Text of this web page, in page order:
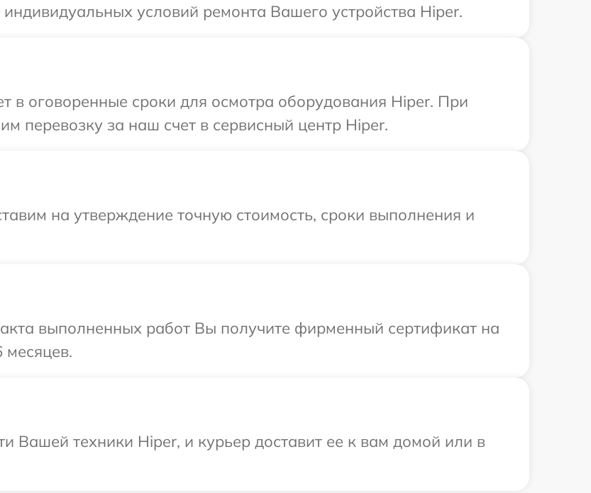
условий ремонта Вашего устройства Hiper.
оговоренные сроки для осмотра оборудования Hiper. При
перевозку за наш счет в сервисный центр Hiper.
на утверждение точную стоимость, сроки выполнения и
выполненных работ Вы получите фирменный сертификат на
месяцев.
Вашей техники Hiper, и курьер доставит ее к вам домой или в